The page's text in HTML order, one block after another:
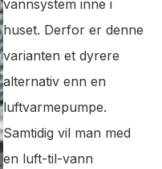
vannsystem inne i
huset. Derfor er denne
varianten et dyrere
alternativ enn en
luftvarmepumpe.
Samtidig vil man med
en luft-til-vann